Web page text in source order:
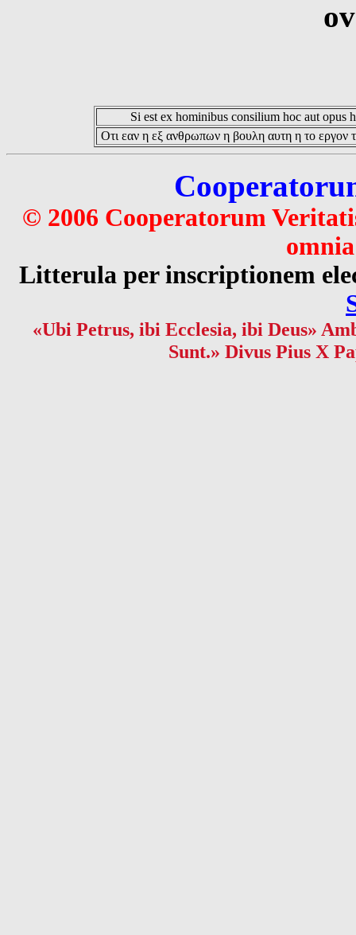
Si est ex hominibus consilium hoc aut opus
Οτι εαν η εξ ανθρωπων η βουλη αυτη η το εργον
© 2006 Cooperatorum
Litterula per inscriptionem
«Ubi Petrus, ibi Ecclesia, ibi Deus»
Sunt.» Divus Pius X